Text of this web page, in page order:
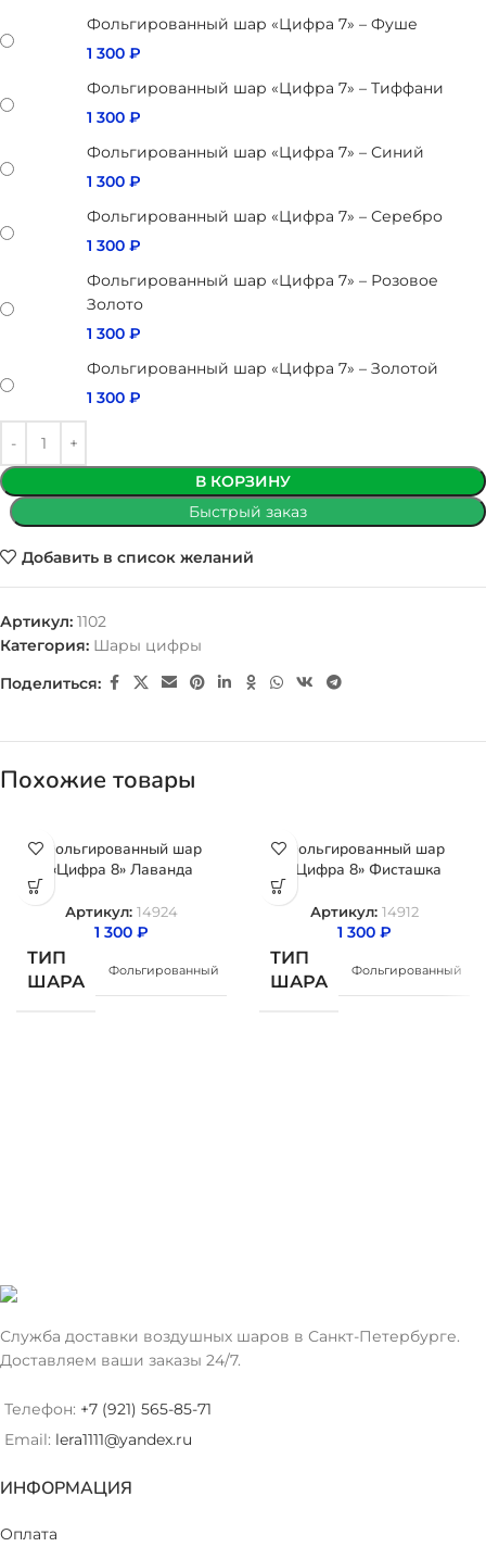
Фольгированный шар «Цифра 7» – Фуше
1 300 ₽
Фольгированный шар «Цифра 7» – Тиффани
1 300 ₽
Фольгированный шар «Цифра 7» – Синий
1 300 ₽
Фольгированный шар «Цифра 7» – Серебро
1 300 ₽
Фольгированный шар «Цифра 7» – Розовое
Золото
1 300 ₽
Фольгированный шар «Цифра 7» – Золотой
1 300 ₽
В КОРЗИНУ
Быстрый заказ
Добавить в список желаний
Артикул: 1102
Категория: Шары цифры
Поделиться:
Похожие товары
Фольгированный шар
«Цифра 8» Лаванда
Артикул: 14924
1 300 ₽
ТИП
ШАРА
Фольгированный
Фольгированный шар
«Цифра 8» Фисташка
Артикул: 14912
1 300 ₽
ТИП
ШАРА
Фольгированный
Служба доставки воздушных шаров в Санкт-Петербурге.
Доставляем ваши заказы 24/7.
Телефон: +7 (921) 565-85-71
Email: lera1111@yandex.ru
ИНФОРМАЦИЯ
Оплата